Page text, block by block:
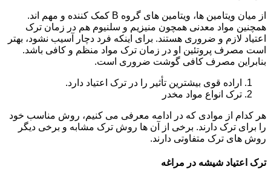
از میان ویتامین ها، ویتامین های گروه B کمک کننده و مهم اند.
همچنین مواد معدنی همچون منیزیم و سلنیوم هم در زمان ترک
اعتیاد لازم و ضروری هستند. برای اینکه فرد دچار آسیب نشود، بهتر
است مصرف پروتئین او در زمان ترک مواد منظم و کافی باشد.
بنابراین مصرف کافی گوشت ضروری است.
اراده قوی بیشترین تأثیر را در ترک اعتیاد دارد.
ترک انواع مواد مخدر
هر کدام از موادی که در ادامه معرفی می کنیم، روش مناسب خود
را برای ترک دارند. برخی از آن ها روش ترک مشابه و برخی دیگر
روش های ترک متفاوتی دارند.
ترک اعتیاد شیشه در مراغه